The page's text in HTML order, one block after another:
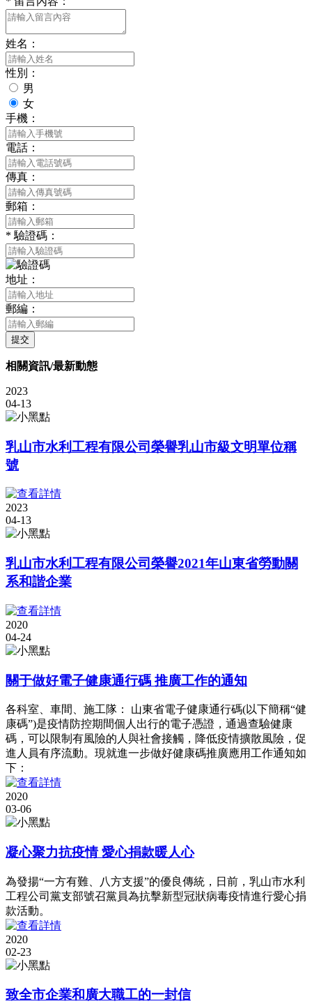
姓名：
性別：
男
女
手機：
電話：
傳真：
郵箱：
* 驗證碼：
地址：
郵編：
提交
相關資訊/最新動態
2023
04-13
乳山市水利工程有限公司榮譽乳山市級文明單位稱
號
2023
04-13
乳山市水利工程有限公司榮譽2021年山東省勞動關
系和諧企業
2020
04-24
關于做好電子健康通行碼 推廣工作的通知
各科室、車間、施工隊： 山東省電子健康通行碼(以下簡稱“健
康碼”)是疫情防控期間個人出行的電子憑證，通過查驗健康
碼，可以限制有風險的人與社會接觸，降低疫情擴散風險，促
進人員有序流動。現就進一步做好健康碼推廣應用工作通知如
下：
2020
03-06
凝心聚力抗疫情 愛心捐款暖人心
為發揚“一方有難、八方支援”的優良傳統，日前，乳山市水利
工程公司黨支部號召黨員為抗擊新型冠狀病毒疫情進行愛心捐
款活動。
2020
02-23
致全市企業和廣大職工的一封信